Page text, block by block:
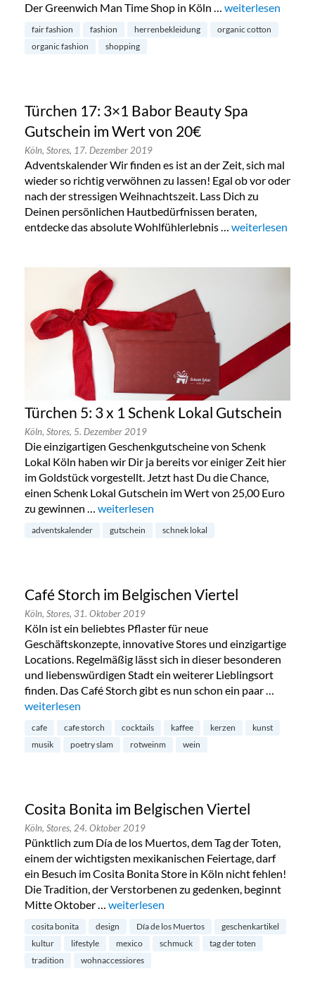
Der Greenwich Man Time Shop in Köln … „Greenwich Man
weiterlesen
fair fashion fashion herrenbekleidung
organic cotton
organic fashion
shopping
Türchen 17: 3×1 Babor Beauty Spa
Gutschein im Wert von 20€
Köln, Stores, 17. Dezember 2019
Adventskalender Wir finden es ist an der Zeit, sich mal
wieder so richtig verwöhnen zu lassen! Egal ob vor oder
nach der stressigen Weihnachtszeit. Lass Dich zu
Deinen persönlichen Hautbedürfnissen beraten,
entdecke das absolute Wohlfühlerlebnis … „Türchen 17:
weiterlesen
Türchen 5: 3 x 1 Schenk Lokal Gutschein
Köln, Stores, 5. Dezember 2019
Die einzigartigen Geschenkgutscheine von Schenk
Lokal Köln haben wir Dir ja bereits vor einiger Zeit hier
im Goldstück vorgestellt. Jetzt hast Du die Chance,
einen Schenk Lokal Gutschein im Wert von 25,00 Euro
zu gewinnen … „Türchen 5: 3 x 1 Schenk Lokal Gutschein“
weiterlesen
adventskalender gutschein schnek lokal
Café Storch im Belgischen Viertel
Köln, Stores, 31. Oktober 2019
Köln ist ein beliebtes Pflaster für neue
Geschäftskonzepte, innovative Stores und einzigartige
Locations. Regelmäßig lässt sich in dieser besonderen
und liebenswürdigen Stadt ein weiterer Lieblingsort
finden. Das Café Storch gibt es nun schon ein paar …
„Café Storch im Belgischen Viertel“
weiterlesen
cafe cafe storch cocktails kaffee kerzen
kunst
musik
poetry slam rotweinm wein
Cosita Bonita im Belgischen Viertel
Köln, Stores, 24. Oktober 2019
Pünktlich zum Día de los Muertos, dem Tag der Toten,
einem der wichtigsten mexikanischen Feiertage, darf
ein Besuch im Cosita Bonita Store in Köln nicht fehlen!
Die Tradition, der Verstorbenen zu gedenken, beginnt
Mitte Oktober … „Cosita Bonita im Belgischen Viertel“
weiterlesen
cosita bonita design Día de los Muertos
geschenkartikel
kultur
lifestyle mexico schmuck
tag der toten
tradition
wohnaccessiores